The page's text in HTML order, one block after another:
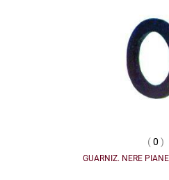
(0 )
GUARNIZ. NERE